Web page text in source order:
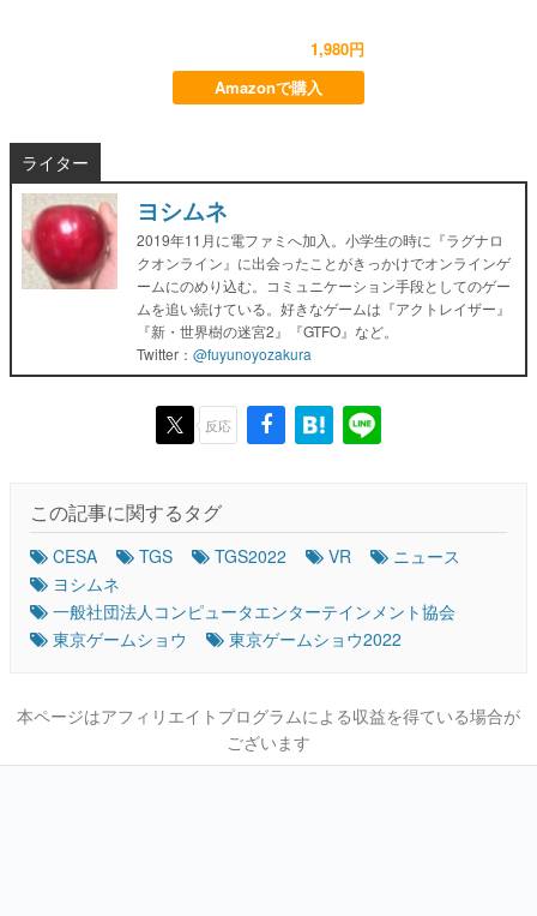
1,980円
Amazonで購入
ライター
ヨシムネ
2019年11月に電ファミへ加入。小学生の時に『ラグナロ
クオンライン』に出会ったことがきっかけでオンラインゲ
ームにのめり込む。コミュニケーション手段としてのゲー
ムを追い続けている。好きなゲームは『アクトレイザー』
『新・世界樹の迷宮2』『GTFO』など。
Twitter： @fuyunoyozakura
反応
この記事に関するタグ
CESA TGS TGS2022 VR
ニュース
ヨシムネ
一般社団法人コンピュータエンターテインメント協会
東京ゲームショウ
東京ゲームショウ2022
本ページはアフィリエイトプログラムによる収益を得ている場合が
ございます